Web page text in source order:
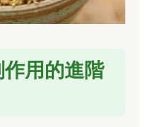
用的進階